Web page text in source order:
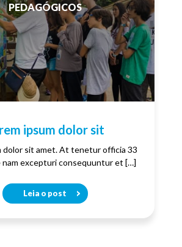
PEDAGÓGICOS
ipsum dolor sit
dolor sit amet. At tenetur officia 33
nam excepturi consequuntur et […]
Leia o post